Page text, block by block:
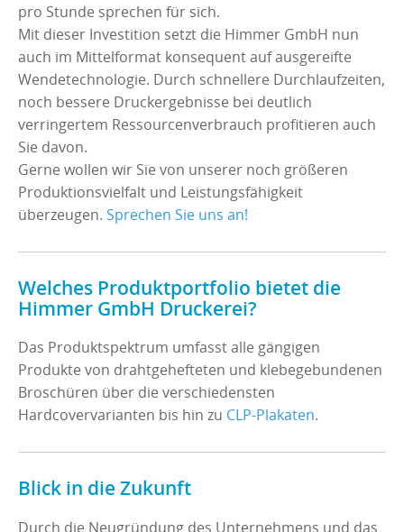
pro Stunde sprechen für sich.
Mit dieser Investition setzt die Himmer GmbH nun
auch im Mittelformat konsequent auf ausgereifte
Wendetechnologie. Durch schnellere Durchlaufzeiten,
noch bessere Druckergebnisse bei deutlich
verringertem Ressourcenverbrauch profitieren auch
Sie davon.
Gerne wollen wir Sie von unserer noch größeren
Produktionsvielfalt und Leistungsfähigkeit
überzeugen. Sprechen Sie uns an!
Welches Produktportfolio bietet die
Himmer GmbH Druckerei?
Das Produktspektrum umfasst alle gängigen
Produkte von drahtgehefteten und klebegebundenen
Broschüren über die verschiedensten
Hardcovervarianten bis hin zu CLP-Plakaten.
Blick in die Zukunft
Durch die Neugründung des Unternehmens und das